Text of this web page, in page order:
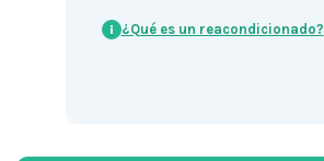
i ¿Qué es un reacondicionado?